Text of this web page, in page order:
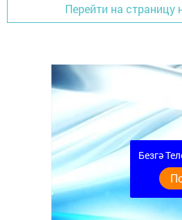
Перейти на страницу
Безгә